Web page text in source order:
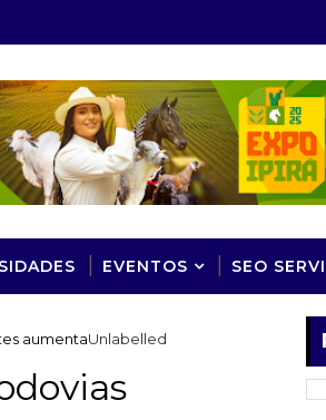
EVENTOS SEO
Unlabelled
aumenta